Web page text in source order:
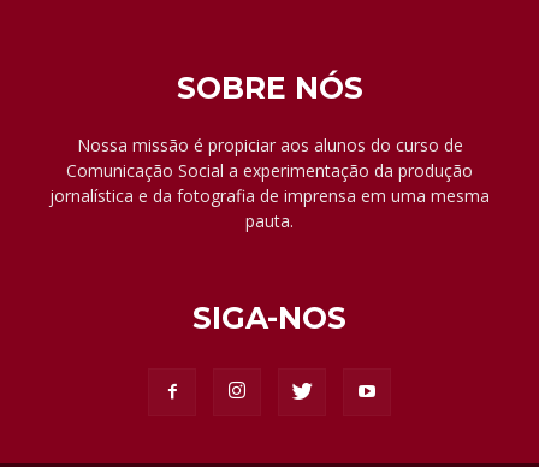
SOBRE NÓS
Nossa missão é propiciar aos alunos do curso de
Comunicação Social a experimentação da produção
jornalística e da fotografia de imprensa em uma mesma
pauta.
SIGA-NOS